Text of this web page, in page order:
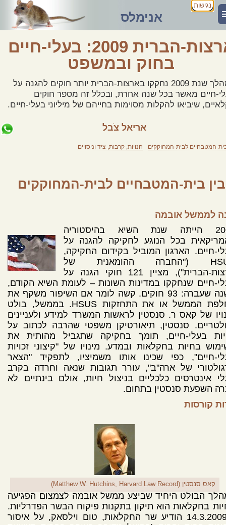
נגישות
אנימלס
ארצות-הברית 2009: בעלי-חיים
בחוק ובמשפט
במהלך שנת 2009 נחקקו בארצות-הברית יותר חוקים להגנה על
חיים מאשר בכל שנה אחרת, ובכלל זה מספר חוקים
שיביאו להקלות מסוימות בחייהם של מיליוני בעלי-חיים.
אריאל צֹבל
בית-המטבחיים לבית-המחוקקים חנויות, קרבות, ציד וניסויים
בין בית-המטבחיים לבית-המחוקקים
לממשל אובמה
2009 הייתה שנת השיא בהיסטוריה
בכל הנוגע לחקיקה להגנה על
חיים. הארגון המוביל בקידום החקיקה,
HSUS ("החברה ההומאנית של
ארצות-הברית"), מציין 121 חוקי הגנה על
חיים שנחקקו במדינות השונות – לעומת השיא הקודם,
בשנה שעברה: 93 חוקים. קשה לומר אם השיפור משקף את
החלפת הממשל או את התחזקות HSUS. בממשל, בולט
של קאס ר. סנסטין לראשות המשרד למידע ולעניינים
סנסטין, תיאורטיקן משפטי שהרבה לכתוב על
בעלי-חיים, תומך בחקיקה שתגביל מהותית את
בחיות בחקלאות ובמדע. מינויו של "קיצוני זכויות
חיים", כפי שכינו אותו משמיציו, לתפקיד "הצאר
של ארה"ב", עורר תגובות שנאה וחרדה בקרב
אינטרסים כלכליים בניצול חיות, אולם בינתיים לא
השפעת סנסטין בתחום.
קורסות
קאס סנסטין (Matthew W. Hutchins, Harvard Law Record)
הבולט היחיד שביצע ממשל אובמה לצמצום הפגיעה
בחקלאות הוא תיקון בתקנות פיקוח הבשר הפדרליות.
ב-14.3.2009 הודיע שר החקלאות, טום וילסאק, על איסור